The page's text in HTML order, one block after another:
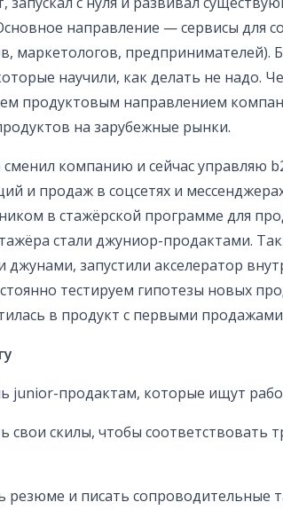
направление — сервисы для
маркетологов, предпринимателей).
научили, как делать не надо.
продуктовым направлением
на зарубежные рынки.
сменил компанию и сейчас управляю
и продаж в соцсетях и
в стажёрской программе для
стали джуниор-продактами.
джунами, запустили акселератор
тестируем гипотезы новых
в продукт с первыми
junior-продактам, которые ищут
свои скилы, чтобы соответствовать
резюме и писать сопроводительные